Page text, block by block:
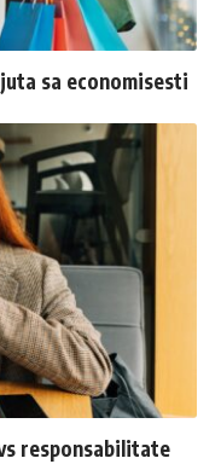
sa economisesti
responsabilitate